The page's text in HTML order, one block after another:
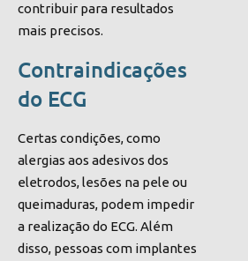
contribuir para resultados
mais precisos.
Contraindicações
do ECG
Certas condições, como
alergias aos adesivos dos
eletrodos, lesões na pele ou
queimaduras, podem impedir
a realização do ECG. Além
disso, pessoas com implantes